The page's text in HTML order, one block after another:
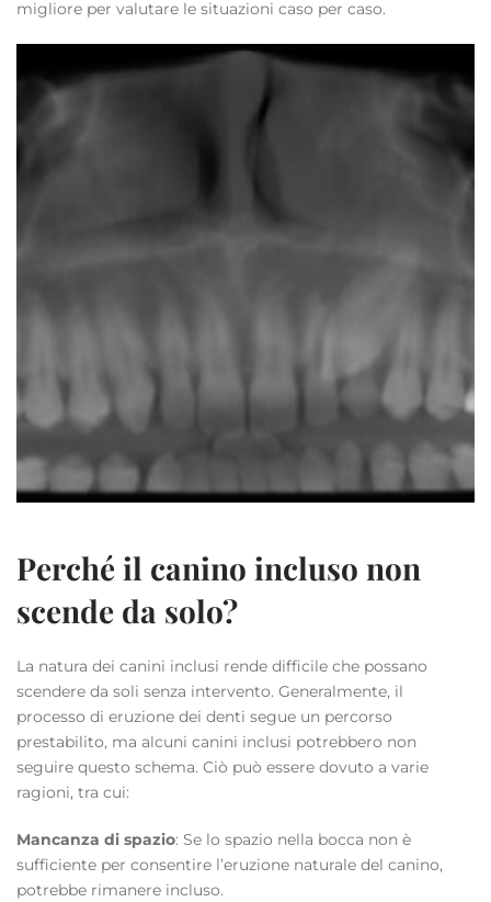
migliore per valutare le situazioni caso per caso.
Perché il canino incluso non
scende da solo?
La natura dei canini inclusi rende difficile che possano
scendere da soli senza intervento. Generalmente, il
processo di eruzione dei denti segue un percorso
prestabilito, ma alcuni canini inclusi potrebbero non
seguire questo schema. Ciò può essere dovuto a varie
ragioni, tra cui:
Mancanza di spazio: Se lo spazio nella bocca non è
sufficiente per consentire l’eruzione naturale del canino,
potrebbe rimanere incluso.